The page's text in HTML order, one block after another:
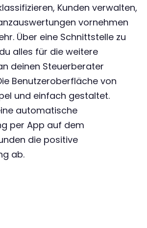
Kunden verwalten,
vornehmen
Über eine Schnittstelle zu
alles für die weitere
deinen Steuerberater
Benutzeroberfläche von
und einfach gestaltet.
automatische
per App auf dem
die positive
ab.